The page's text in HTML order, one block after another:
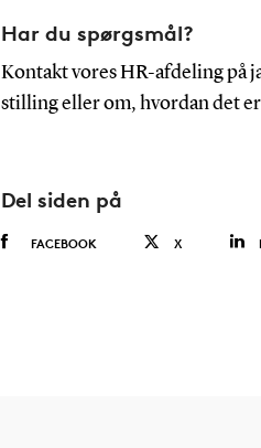
Har du spørgsmål?
Kontakt vores HR-afdeling på
stilling eller om, hvordan det er
Del siden på
FACEBOOK X